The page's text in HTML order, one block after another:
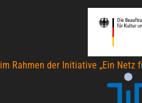
im Rahmen der Initiative „Ein Netz